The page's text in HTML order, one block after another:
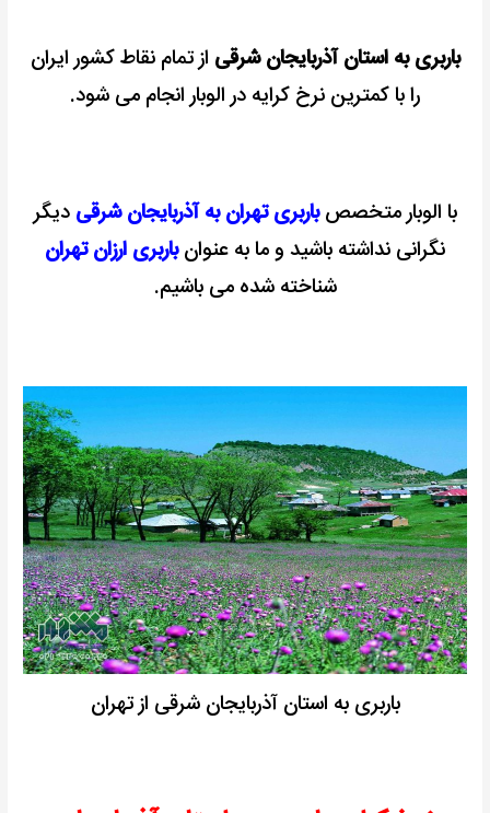
باربری به استان آذربایجان شرقی از تمام نقاط کشور ایران
را با کمترین نرخ کرایه در الوبار انجام می شود.
با الوبار متخصصباربری تهران به آذربایجان شرقی دیگر
نگرانی نداشته باشید و ما به عنوانباربری ارزان تهران
شناخته شده می باشیم.
باربری به استان آذربایجان شرقی از تهران